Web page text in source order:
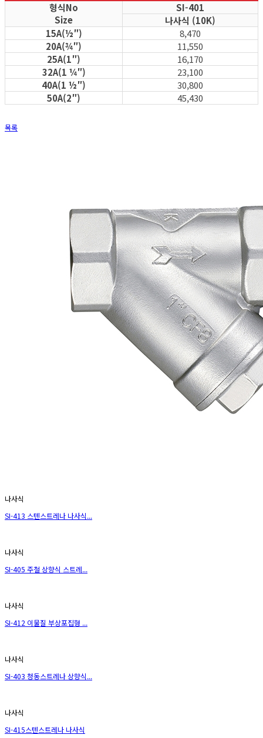
형식No
Size
SI-401
나사식 (10K)
15A(½″)
8,470
20A(¾″)
11,550
25A(1″)
16,170
32A(1 ¼″)
23,100
40A(1 ½″)
30,800
50A(2″)
45,430
목록
나사식
SI-413 스텐스트레나 나사식...
나사식
SI-405 주철 상향식 스트레...
나사식
SI-412 이물질 부상포집형 ...
나사식
SI-403 청동스트레나 상향식...
나사식
SI-415스텐스트레나 나사식